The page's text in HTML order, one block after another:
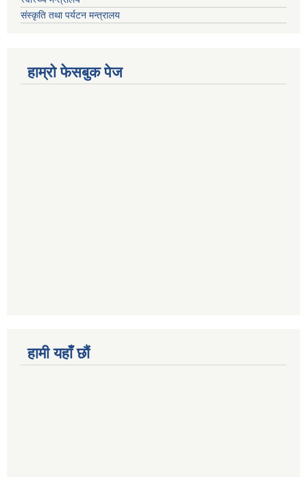
संस्कृति तथा पर्यटन मन्त्रालय
हाम्राे फेसबुक पेज
हामी यहाँ छौं